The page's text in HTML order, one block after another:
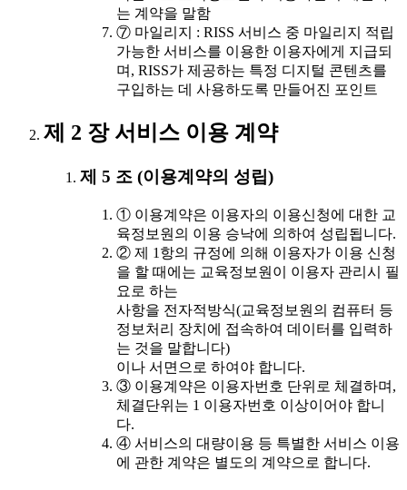
는 계약을 말함
⑦ 마일리지 : RISS 서비스 중 마일리지 적립
가능한 서비스를 이용한 이용자에게 지급되
며, RISS가 제공하는 특정 디지털 콘텐츠를
구입하는 데 사용하도록 만들어진 포인트
제 2 장 서비스 이용 계약
제 5 조 (이용계약의 성립)
① 이용계약은 이용자의 이용신청에 대한 교
육정보원의 이용 승낙에 의하여 성립됩니다.
② 제 1항의 규정에 의해 이용자가 이용 신청
을 할 때에는 교육정보원이 이용자 관리시 필
요로 하는
사항을 전자적방식(교육정보원의 컴퓨터 등
정보처리 장치에 접속하여 데이터를 입력하
는 것을 말합니다)
이나 서면으로 하여야 합니다.
③ 이용계약은 이용자번호 단위로 체결하며,
체결단위는 1 이용자번호 이상이어야 합니
다.
④ 서비스의 대량이용 등 특별한 서비스 이용
에 관한 계약은 별도의 계약으로 합니다.